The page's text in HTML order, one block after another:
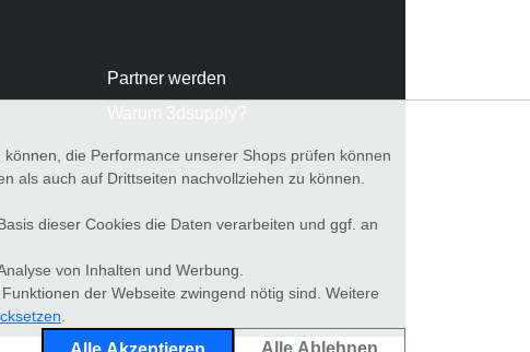
Partner werden
die Performance unserer Shops prüfen können
als auch auf Drittseiten nachvollziehen zu können.
dieser Cookies die Daten verarbeiten und ggf. an
von Inhalten und Werbung.
der Webseite zwingend nötig sind. Weitere
Alle Ablehnen